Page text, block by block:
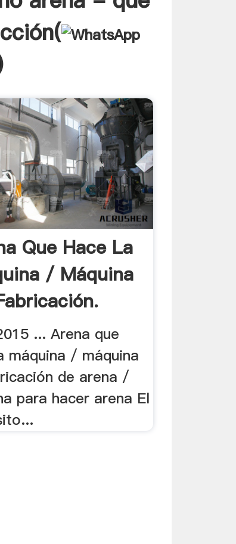
Que Hace La
/ Máquina
... Arena que
máquina / máquina
de arena /
para hacer arena El